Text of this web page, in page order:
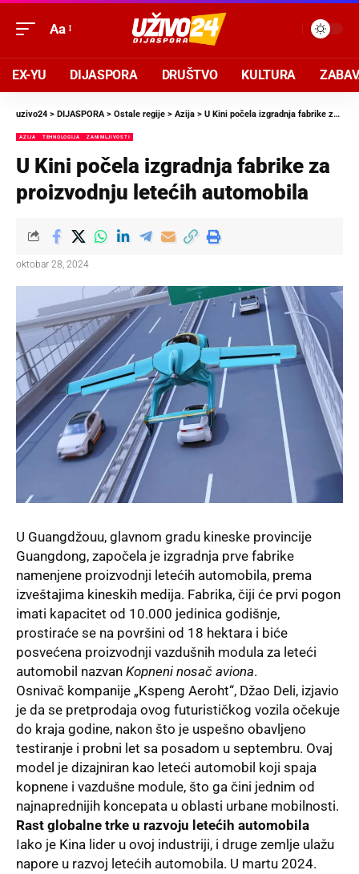
Aa
EX-YU DIJASPORA DRUŠTVO KULTURA
uzivo24 > DIJASPORA> Ostale regije > Azija > U Kini počela izgradnja fabrike za proizvodnju letećih automobila
AZIJA TEHNOLOGIJA ZANIMLJIVOSTI
U Kini počela izgradnja fabrike za
proizvodnju letećih automobila
oktobar 28, 2024
U Guangdžouu, glavnom gradu kineske provincije
Guangdong, započela je izgradnja prve fabrike
namenjene proizvodnji letećih automobila, prema
izveštajima kineskih medija. Fabrika, čiji će prvi pogon
imati kapacitet od 10.000 jedinica godišnje,
prostiraće se na površini od 18 hektara i biće
posvećena proizvodnji vazdušnih modula za leteći
automobil nazvan Kopneni nosač aviona.
Osnivač kompanije „Kspeng Aeroht“, Džao Deli, izjavio
je da se pretprodaja ovog futurističkog vozila očekuje
do kraja godine, nakon što je uspešno obavljeno
testiranje i probni let sa posadom u septembru. Ovaj
model je dizajniran kao leteći automobil koji spaja
kopnene i vazdušne module, što ga čini jednim od
najnaprednijih koncepata u oblasti urbane mobilnosti.
Rast globalne trke u razvoju letećih automobila
Iako je Kina lider u ovoj industriji, i druge zemlje ulažu
napore u razvoj letećih automobila. U martu 2024.